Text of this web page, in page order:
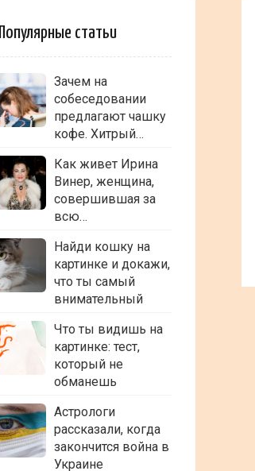
Популярные статьи
Зачем на
собеседовании
предлагают чашку
кофе. Хитрый…
Как живет Ирина
Винер, женщина,
совершившая за
всю…
Найди кошку на
картинке и докажи,
что ты самый
внимательный
Что ты видишь на
картинке: тест,
который не
обманешь
Астрологи
рассказали, когда
закончится война в
Украине